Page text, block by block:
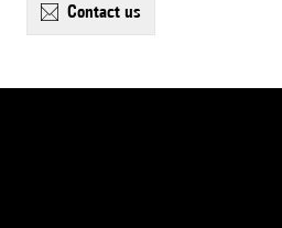
contact us